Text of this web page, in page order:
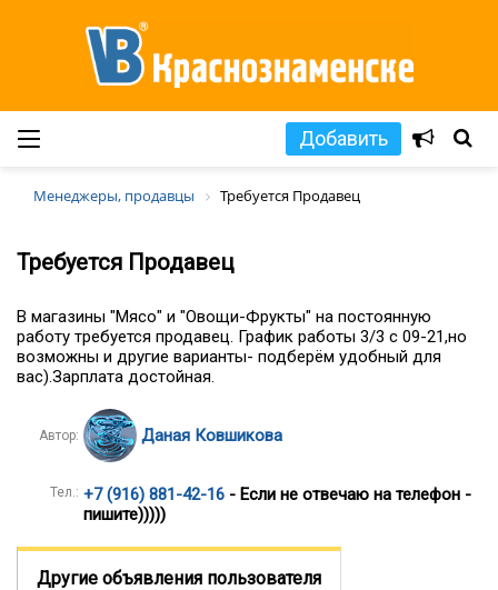
Добавить
Менеджеры, продавцы Требуется Продавец
Требуется Продавец
В магазины "Мясо" и "Овощи-Фрукты" на постоянную
работу требуется продавец. График работы 3/3 с 09-21,но
возможны и другие варианты- подберём удобный для
вас).Зарплата достойная.
Автор: Даная Ковшикова
Тел.: +7 (916) 881-42-16 - Если не отвечаю на телефон -
пишите)))))
Другие объявления пользователя